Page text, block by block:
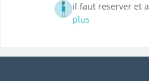
il faut reserver et
plus